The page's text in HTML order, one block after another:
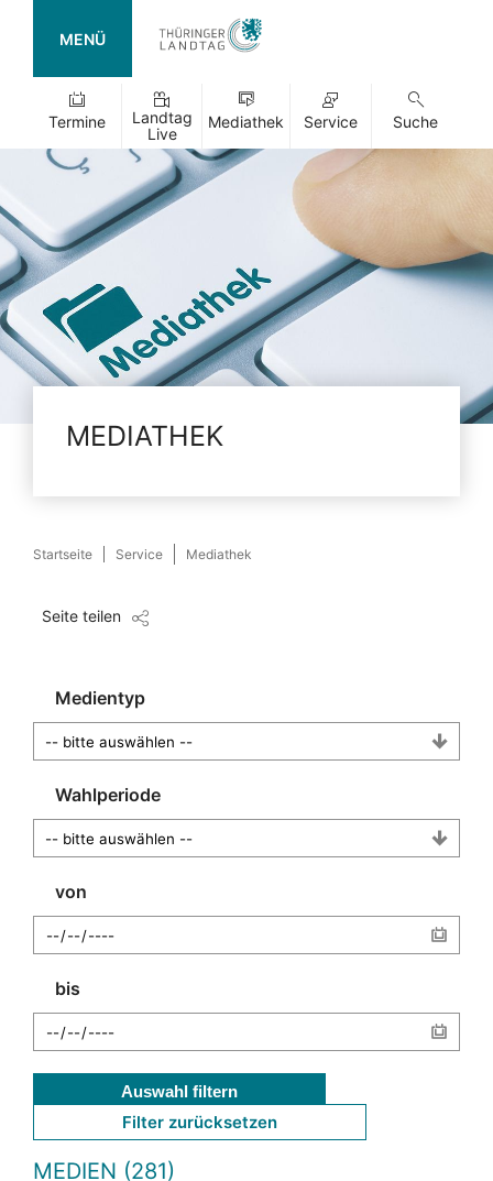
MENÜ
Termine
Landtag
Live
Mediathek Service Suche
MEDIATHEK
Startseite Service Mediathek
Seite teilen
Medientyp
Wahlperiode
von
bis
Auswahl filtern
Filter zurücksetzen
MEDIEN (281)